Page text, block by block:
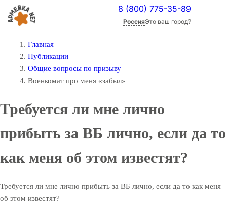
8 (800) 775-35-89
РоссияЭто ваш город?
Главная
Публикации
Общие вопросы по призыву
Военкомат про меня «забыл»
Требуется ли мне лично
прибыть за ВБ лично, если да то
как меня об этом известят?
Требуется ли мне лично прибыть за ВБ лично, если да то как меня
об этом известят?